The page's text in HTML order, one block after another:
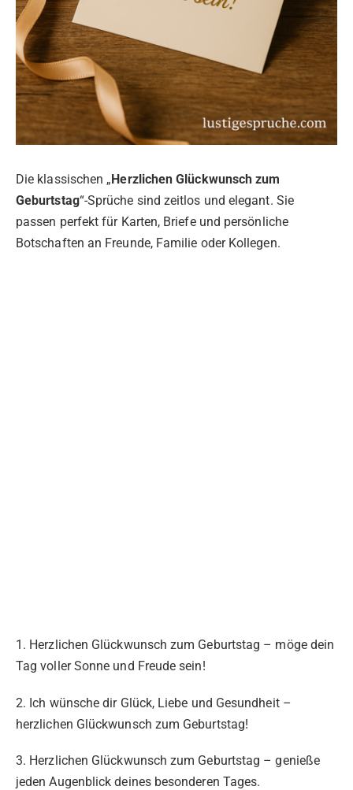
Die klassischen „Herzlichen Glückwunsch zum
Geburtstag“-Sprüche sind zeitlos und elegant. Sie
passen perfekt für Karten, Briefe und persönliche
Botschaften an Freunde, Familie oder Kollegen.
1. Herzlichen Glückwunsch zum Geburtstag – möge dein
Tag voller Sonne und Freude sein!
2. Ich wünsche dir Glück, Liebe und Gesundheit –
herzlichen Glückwunsch zum Geburtstag!
3. Herzlichen Glückwunsch zum Geburtstag – genieße
jeden Augenblick deines besonderen Tages.